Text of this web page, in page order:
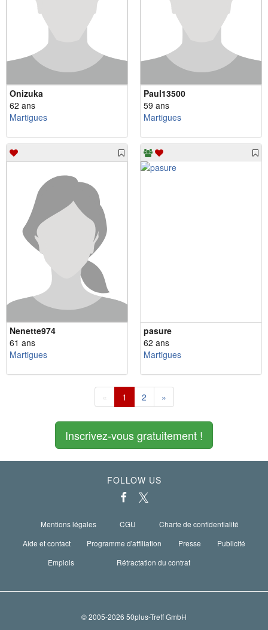
Onizuka
62 ans
Martigues
Paul13500
59 ans
Martigues
Nenette974
61 ans
Martigues
pasure
62 ans
Martigues
« 1 2 »
Inscrivez-vous gratuitement !
FOLLOW US
Mentions légales CGU
Charte de confidentialité
Aide et contact
Programme d'affiliation Presse
Publicité
Emplois
Rétractation du contrat
© 2005-2026 50plus-Treff GmbH